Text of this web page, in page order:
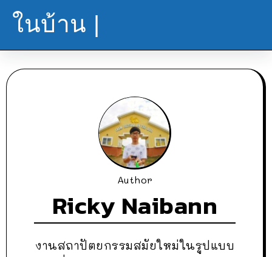
ในบ้าน |
Author
Ricky Naibann
งานสถาปัตยกรรมสมัยใหม่ในรูปแบบ